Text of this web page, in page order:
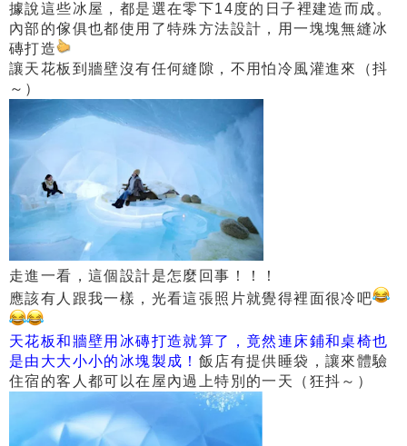
據說這些冰屋，都是選在零下14度的日子裡建造而成。
內部的傢俱也都使用了特殊方法設計，用一塊塊無縫冰
磚打造
讓天花板到牆壁沒有任何縫隙，不用怕冷風灌進來（抖
～）
走進一看，這個設計是怎麼回事！！！
應該有人跟我一樣，光看這張照片就覺得裡面很冷吧
天花板和牆壁用冰磚打造就算了，竟然連床鋪和桌椅也
是由大大小小的冰塊製成！ 飯店有提供睡袋，讓來體驗
住宿的客人都可以在屋內過上特別的一天（狂抖～）